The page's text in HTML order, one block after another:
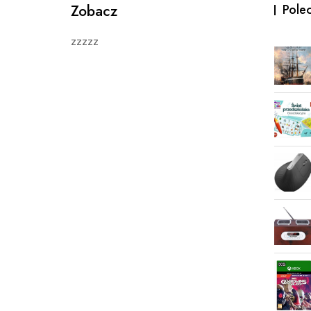
Zobacz
zzzzz